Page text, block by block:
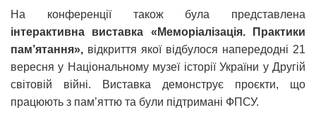
На конференції також була представлена
інтерактивна виставка «Меморіалізація. Практики
пам’ятання», відкриття якої відбулося напередодні 21
вересня у Національному музеї історії України у Другій
світовій війні. Виставка демонструє проєкти, що
працюють з пам’яттю та були підтримані ФПСУ.